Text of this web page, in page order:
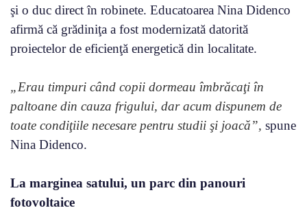
şi o duc direct în robinete. Educatoarea Nina Didenco
afirmă că grădiniţa a fost modernizată datorită
proiectelor de eficienţă energetică din localitate.
„Erau timpuri când copii dormeau îmbrăcaţi în
paltoane din cauza frigului, dar acum dispunem de
toate condiţiile necesare pentru studii şi joacă”, spune
Nina Didenco.
La marginea satului, un parc din panouri
fotovoltaice